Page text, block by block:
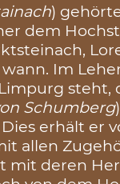
)
dem
Im
steht,
Schumberg
erhält er
allen
mit deren